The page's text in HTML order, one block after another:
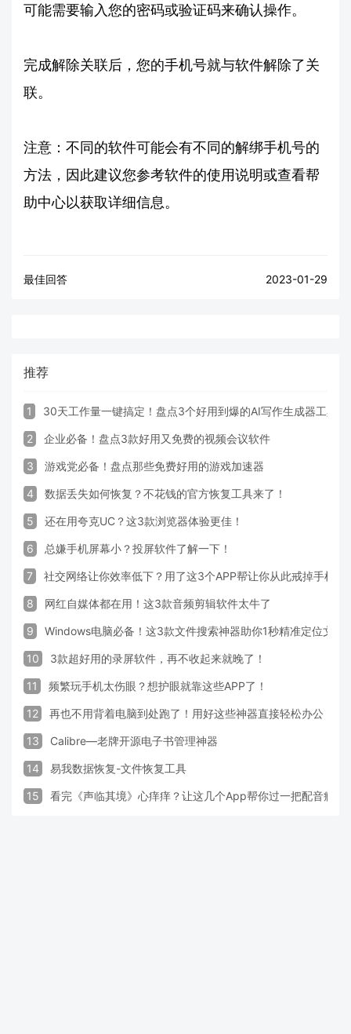
可能需要输入您的密码或验证码来确认操作。
完成解除关联后，您的手机号就与软件解除了关
联。
注意：不同的软件可能会有不同的解绑手机号的
方法，因此建议您参考软件的使用说明或查看帮
助中心以获取详细信息。
最佳回答 2023-01-29
推荐
1 30天工作量一键搞定！盘点3个好用到爆的AI写作生成器工具
2 企业必备！盘点3款好用又免费的视频会议软件
3 游戏党必备！盘点那些免费好用的游戏加速器
4 数据丢失如何恢复？不花钱的官方恢复工具来了！
5 还在用夸克UC？这3款浏览器体验更佳！
6 总嫌手机屏幕小？投屏软件了解一下！
7 社交网络让你效率低下？用了这3个APP帮让你从此戒掉手机！
8 网红自媒体都在用！这3款音频剪辑软件太牛了
9 Windows电脑必备！这3款文件搜索神器助你1秒精准定位文件
10 3款超好用的录屏软件，再不收起来就晚了！
11 频繁玩手机太伤眼？想护眼就靠这些APP了！
12 再也不用背着电脑到处跑了！用好这些神器直接轻松办公
13 Calibre—老牌开源电子书管理神器
14 易我数据恢复-文件恢复工具
15 看完《声临其境》心痒痒？让这几个App帮你过一把配音瘾